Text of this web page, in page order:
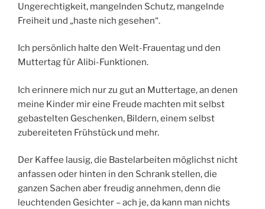
Ungerechtigkeit, mangelnden Schutz, mangelnde
Freiheit und „haste nich gesehen“.
Ich persönlich halte den Welt-Frauentag und den
Muttertag für Alibi-Funktionen.
Ich erinnere mich nur zu gut an Muttertage, an denen
meine Kinder mir eine Freude machten mit selbst
gebastelten Geschenken, Bildern, einem selbst
zubereiteten Frühstück und mehr.
Der Kaffee lausig, die Bastelarbeiten möglichst nicht
anfassen oder hinten in den Schrank stellen, die
ganzen Sachen aber freudig annehmen, denn die
leuchtenden Gesichter – ach je, da kann man nichts